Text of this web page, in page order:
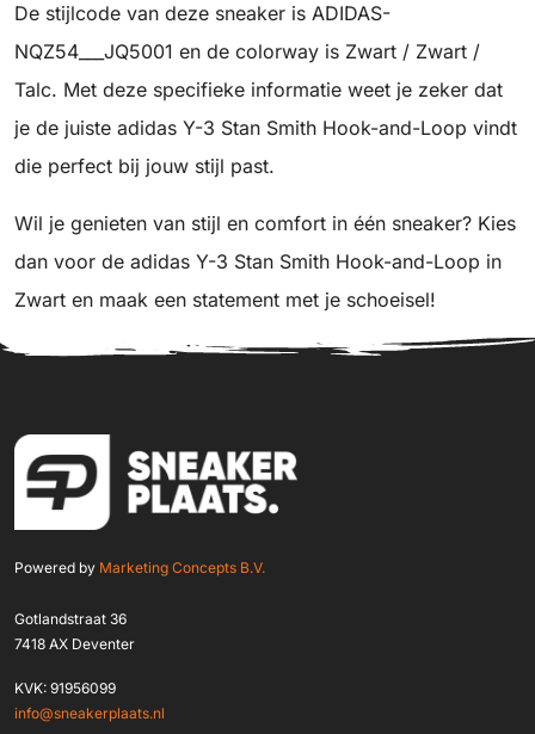
De stijlcode van deze sneaker is ADIDAS-
NQZ54___JQ5001 en de colorway is Zwart / Zwart /
Talc. Met deze specifieke informatie weet je zeker dat
je de juiste adidas Y-3 Stan Smith Hook-and-Loop vindt
die perfect bij jouw stijl past.
Wil je genieten van stijl en comfort in één sneaker? Kies
dan voor de adidas Y-3 Stan Smith Hook-and-Loop in
Zwart en maak een statement met je schoeisel!
Powered by Marketing Concepts B.V.
Gotlandstraat 36
7418 AX Deventer
KVK: 91956099
info@sneakerplaats.nl